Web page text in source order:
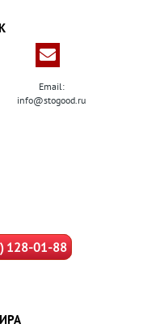
Email:
info@stogood.ru
128-01-88